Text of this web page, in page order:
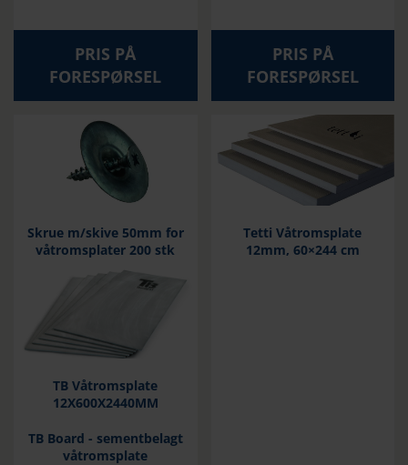
PRIS PÅ
FORESPØRSEL
PRIS PÅ
FORESPØRSEL
Skrue m/skive 50mm for
våtromsplater 200 stk
TB Våtromsplate
12X600X2440MM
TB Board - sementbelagt
våtromsplate
Tetti Våtromsplate
12mm, 60×244 cm